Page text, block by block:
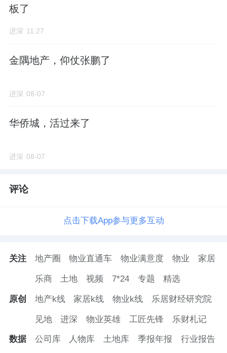
去年底，一纸调令，李向明从青岛北上京城，
意气风发地接过了金铁钊手中海岄的营销帅
别项目，而是换了一个身份，与何琳一起并肩
在男性为主导的京城地产江湖中，何琳很显
站稳了脚跟。
了。涨的时候在，跌的时候也在，从一线营销
一路熬成操盘手。
板了
进深 11:27
金隅地产，仰仗张鹏了
进深 08-07
华侨城，活过来了
进深 08-07
评论
点击下载App参与更多互动
关注 地产圈 物业直通车 物业满意度 物业 家居
乐商 土地 视频 7*24 专题 精选
原创 地产k线 家居k线 物业k线 乐居财经研究院
见地 进深 物业英雄 工匠先锋 乐财札记
数据 公司库 人物库 土地库 季报年报 行业报告